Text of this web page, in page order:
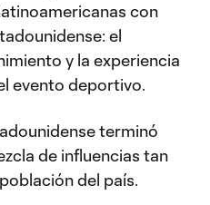
con
el
y la experiencia
evento deportivo.
terminó
de influencias tan
del país.